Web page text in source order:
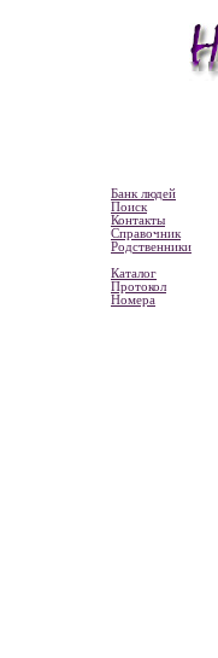
Банк людей
Поиск
Контакты
Справочник
Родственники
Каталог
Протокол
Номера